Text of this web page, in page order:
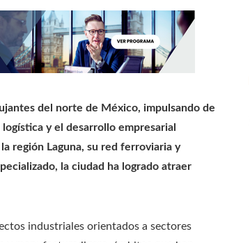
del norte de México, impulsando de
y el desarrollo empresarial
región Laguna, su red ferroviaria y
la ciudad ha logrado atraer
industriales orientados a sectores